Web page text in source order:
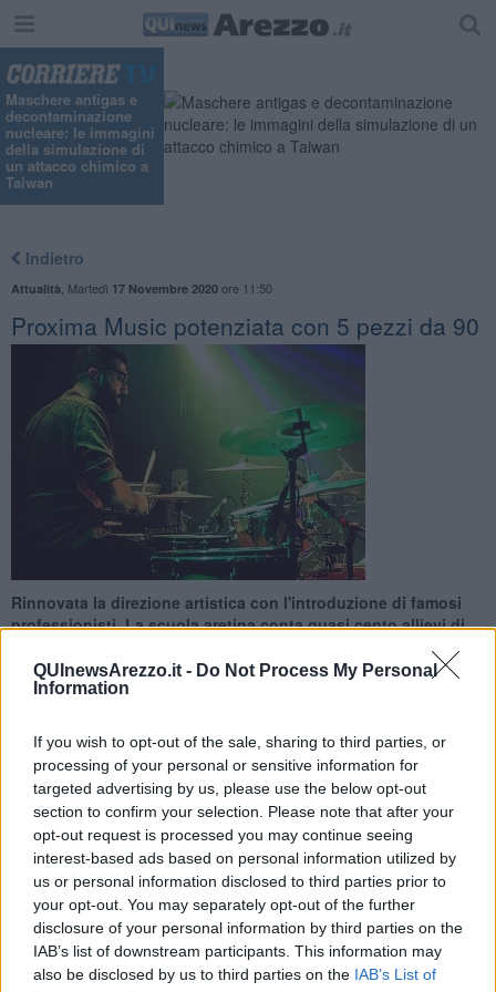
QUInewsArezzo.it - Do Not Process My Personal
Information
If you wish to opt-out of the sale, sharing to third parties, or
processing of your personal or sensitive information for
targeted advertising by us, please use the below opt-out
section to confirm your selection. Please note that after your
opt-out request is processed you may continue seeing
interest-based ads based on personal information utilized by
us or personal information disclosed to third parties prior to
your opt-out. You may separately opt-out of the further
disclosure of your personal information by third parties on the
IAB’s list of downstream participants. This information may
also be disclosed by us to third parties on the IAB’s List of
Maschere antigas e
decontaminazione
nucleare: le immagini
della simulazione di
un attacco chimico a
Taiwan
Indietro
Attualità Martedì 17 Novembre 2020ore 11:50
Proxima Music potenziata con 5 pezzi da 90
Rinnovata la direzione artistica con l'introduzione di famosi
professionisti. La scuola aretina conta quasi cento allievi di
AREZZO —Proxima Music vuol fare il salto di qualità e affida la
direzione artistica a cinque professionisti del settore.
La scuola aretina, che conta quasi 100 allievi, ha stretto la
collaborazione con cinque docenti di vari strumenti che uniranno le
rispettive competenze per delineare e coordinare i progetti didattici